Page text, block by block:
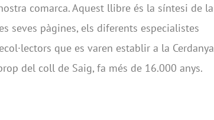
comarca. Aquest llibre és la síntesi de la
seves pàgines, els diferents especialistes
que es varen establir a la Cerdanya
del coll de Saig, fa més de 16.000 anys.